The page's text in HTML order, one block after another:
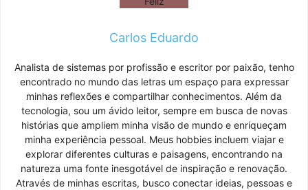
Carlos Eduardo
Analista de sistemas por profissão e escritor por paixão, tenho
encontrado no mundo das letras um espaço para expressar
minhas reflexões e compartilhar conhecimentos. Além da
tecnologia, sou um ávido leitor, sempre em busca de novas
histórias que ampliem minha visão de mundo e enriqueçam
minha experiência pessoal. Meus hobbies incluem viajar e
explorar diferentes culturas e paisagens, encontrando na
natureza uma fonte inesgotável de inspiração e renovação.
Através de minhas escritas, busco conectar ideias, pessoas e